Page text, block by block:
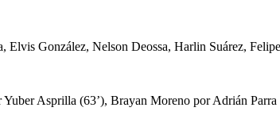
González, Nelson Deossa, Harlin Suárez,
Asprilla (63’), Brayan Moreno por Adrián Parra